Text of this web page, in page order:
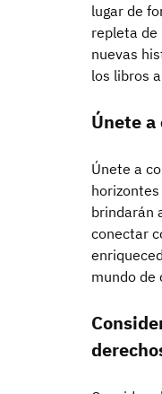
lugar de
repleta
nuevas
los libros
Únete
Únete a
brindarán
conectar
mundo de